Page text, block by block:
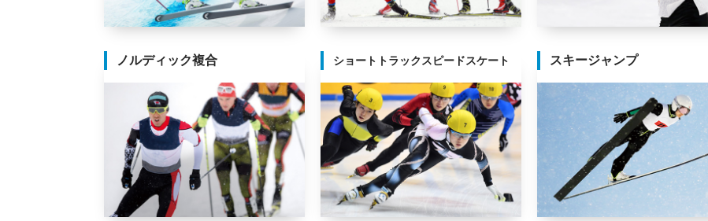
ノルディック複合 ショートトラックスピードスケート スキージャンプ